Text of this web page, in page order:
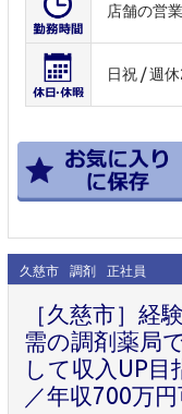
店舗の営
日祝 / 週
久慈市 調剤 正社員
［久慈市］経
需の調剤薬局
して収入UP目
／年収700万円